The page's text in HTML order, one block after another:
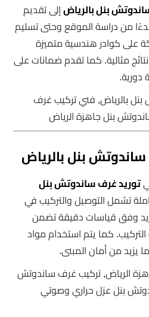
بنل بالرياضإلى تقديم
من دراسة الموقع وحتى تسليم
على كوادر هندسية متميزة
مثالية. كما تقدم ضمانات على
دورية.
بالرياض, فني تركيب غرف
بنل جاهزة الرياض
بنل بالرياض
توريد غرف ساندوتش بنل
تشمل التوصيل والتركيب في
وفق قياسات دقيقة تضمن
كما يتم استخدام مواد
يزيد من أمان المبنى.
الرياض, تركيب غرف ساندوتش
بنل عزل حراري وصوتي